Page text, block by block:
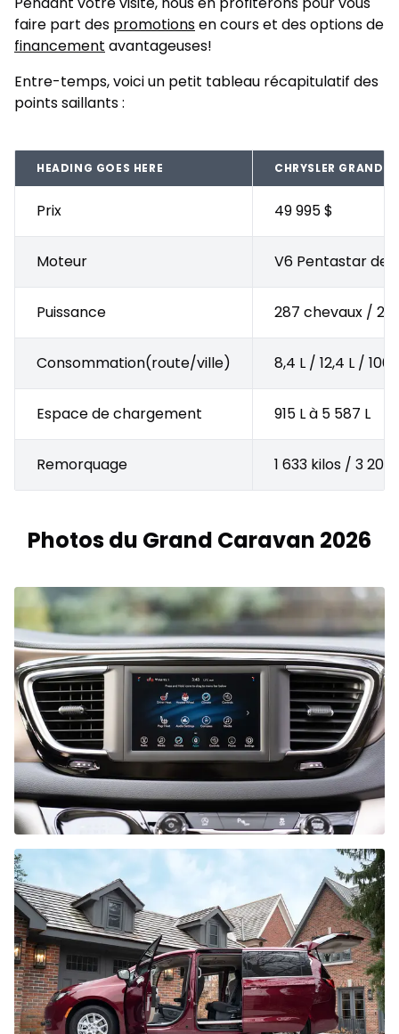
faire part des promotionsen cours et des options de
financement avantageuses!
Entre-temps, voici un petit tableau récapitulatif des
points saillants :
HEADING GOES HERE CHRYSLER GRAND
Prix 49 995 $
Moteur V6 Pentastar de
Puissance 287 chevaux /
Consommation(route/ville) 8,4 L / 12,4 L / 100
Espace de chargement 915 L à 5 587 L
Remorquage 1 633 kilos / 3 200
Photos du Grand Caravan 2026